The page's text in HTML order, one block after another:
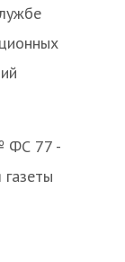
ФС 77 -